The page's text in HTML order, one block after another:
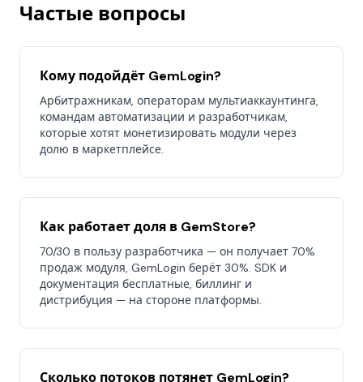
Частые вопросы
Кому подойдёт GemLogin?
Арбитражникам, операторам мультиаккаунтинга,
командам автоматизации и разработчикам,
которые хотят монетизировать модули через
долю в маркетплейсе.
Как работает доля в GemStore?
70/30 в пользу разработчика — он получает 70%
продаж модуля, GemLogin берёт 30%. SDK и
документация бесплатные, биллинг и
дистрибуция — на стороне платформы.
Сколько потоков потянет GemLogin?